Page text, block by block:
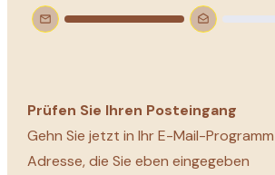
Prüfen Sie Ihren Posteingang
Gehn Sie jetzt in IhrE-Mail-
Adresse, die Sie eben eingegeben